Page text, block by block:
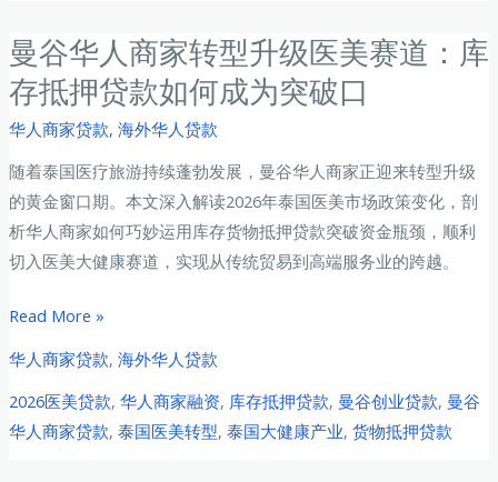
出
口
贸
易
商
如
何
以
存
撬
资
金
饮
业
主
2026
货
物
抵
押
全
攻
略：
曼谷华人商家转型升级医美赛道：库
存抵押贷款如何成为突破口
华人商家贷款, 海外华人贷款
随着泰国医疗旅游持续蓬勃发展，曼谷华人商家正迎来转型升级
的黄金窗口期。本文深入解读2026年泰国医美市场政策变化，剖
析华人商家如何巧妙运用库存货物抵押贷款突破资金瓶颈，顺利
切入医美大健康赛道，实现从传统贸易到高端服务业的跨越。
曼
华
人
商
Read More »
华人商家贷款, 海外华人贷款
2026医美贷款, 华人商家融资, 库存抵押贷款, 曼谷创业贷款, 曼谷
华人商家贷款, 泰国医美转型, 泰国大健康产业, 货物抵押贷款